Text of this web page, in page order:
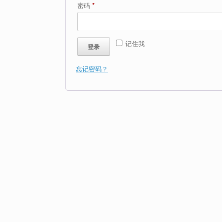
密码 *必
记住我
登录
忘记密码？